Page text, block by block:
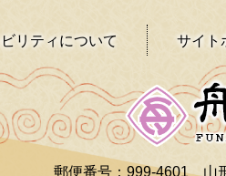
リティ について サイト
郵便番号：999-4601 山